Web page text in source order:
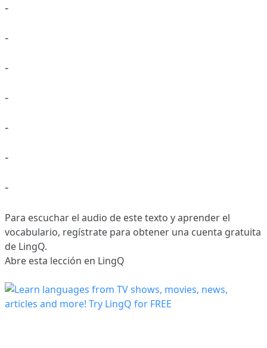
-
-
-
-
-
-
-
Para escuchar el audio de este texto y aprender el
vocabulario, regístrate para obtener una cuenta gratuita
de LingQ.
Abre esta lección en LingQ